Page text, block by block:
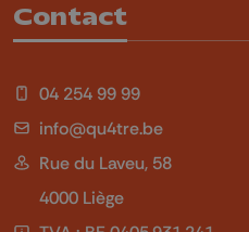
Contact
04 254 99 99
info@qu4tre.be
Rue du Laveu, 58
4000 Liège